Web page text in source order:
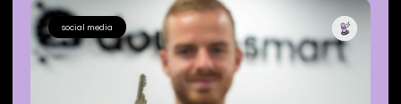
social media